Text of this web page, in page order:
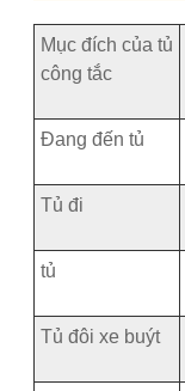
Mục đích của tủ
công tắc
Đang đến tủ
Tủ đi
tủ
Tủ đôi xe buýt